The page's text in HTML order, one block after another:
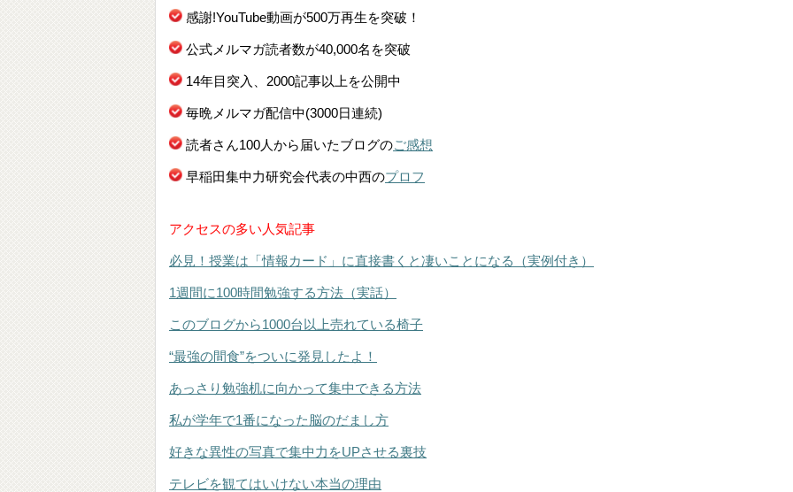
感謝!YouTube動画が500万再生を突破！
公式メルマガ読者数が40,000名を突破
14年目突入、2000記事以上を公開中
毎晩メルマガ配信中(3000日連続)
読者さん100人から届いたブログのご感想
早稲田集中力研究会代表の中西のプロフ
アクセスの多い人気記事
必見！授業は「情報カード」に直接書くと凄いことになる（実例付き）
1週間に100時間勉強する方法（実話）
このブログから1000台以上売れている椅子
“最強の間食”をついに発見したよ！
あっさり勉強机に向かって集中できる方法
私が学年で1番になった脳のだまし方
好きな異性の写真で集中力をUPさせる裏技
テレビを観てはいけない本当の理由